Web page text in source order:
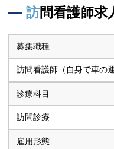
訪問看護師
募集職種
訪問看護師（自身で車の
診療科目
訪問診療
雇用形態